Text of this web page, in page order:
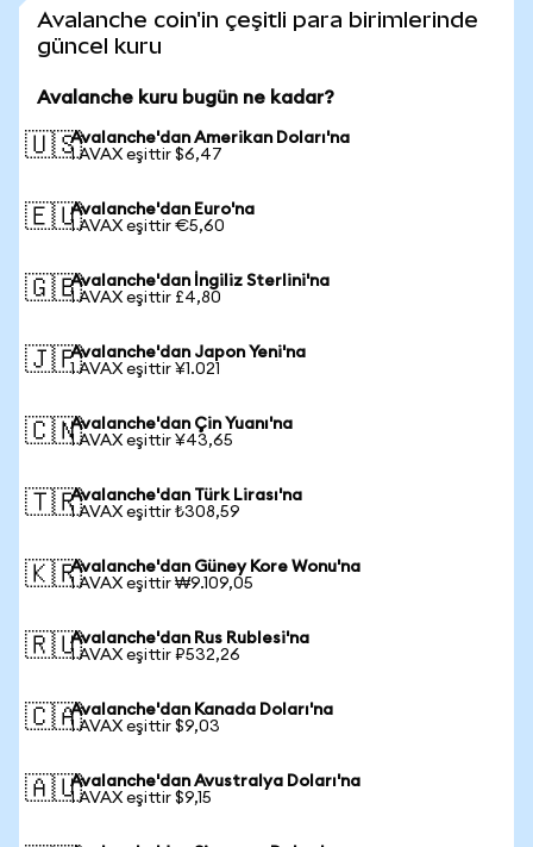
Avalanche coin'in çeşitli para birimlerinde
güncel kuru
Avalanche kuru bugün ne kadar?
🇺🇸Avalanche'dan Amerikan Doları'na
1 AVAX eşittir $6,47
🇪🇺Avalanche'dan Euro'na
1 AVAX eşittir €5,60
🇬🇧Avalanche'dan İngiliz Sterlini'na
1 AVAX eşittir £4,80
🇯🇵Avalanche'dan Japon Yeni'na
1 AVAX eşittir ¥1.021
🇨🇳Avalanche'dan Çin Yuanı'na
1 AVAX eşittir ¥43,65
🇹🇷Avalanche'dan Türk Lirası'na
1 AVAX eşittir ₺308,59
🇰🇷Avalanche'dan Güney Kore Wonu'na
1 AVAX eşittir ₩9.109,05
🇷🇺Avalanche'dan Rus Rublesi'na
1 AVAX eşittir ₽532,26
🇨🇦Avalanche'dan Kanada Doları'na
1 AVAX eşittir $9,03
🇦🇺Avalanche'dan Avustralya Doları'na
1 AVAX eşittir $9,15